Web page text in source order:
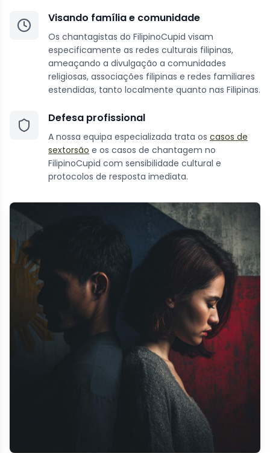
Visando família e comunidade
Os chantagistas do FilipinoCupid visam
especificamente as redes culturais filipinas,
ameaçando a divulgação a comunidades
religiosas, associações filipinas e redes familiares
estendidas, tanto localmente quanto nas Filipinas.
Defesa profissional
A nossa equipa especializada trata os casos de
sextorsão e os casos de chantagem no
FilipinoCupid com sensibilidade cultural e
protocolos de resposta imediata.